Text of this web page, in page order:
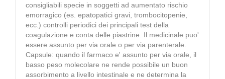
consigliabili specie in soggetti ad aumentato rischio
emorragico (es. epatopatici gravi, trombocitopenie,
ecc.) controlli periodici dei principali test della
coagulazione e conta delle piastrine. Il medicinale puo'
essere assunto per via orale o per via parenterale.
Capsule: quando il farmaco e' assunto per via orale, il
basso peso molecolare ne rende possibile un buon
assorbimento a livello intestinale e ne determina la